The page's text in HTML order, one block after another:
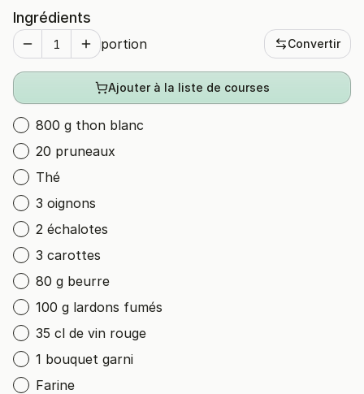
Ingrédients
portion Convertir
Ajouter à la liste de courses
800 g thon blanc
20 pruneaux
Thé
3 oignons
2 échalotes
3 carottes
80 g beurre
100 g lardons fumés
35 cl de vin rouge
1 bouquet garni
Farine